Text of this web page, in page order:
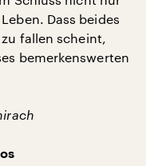
Dass beides
fallen scheint,
bemerkenswerten